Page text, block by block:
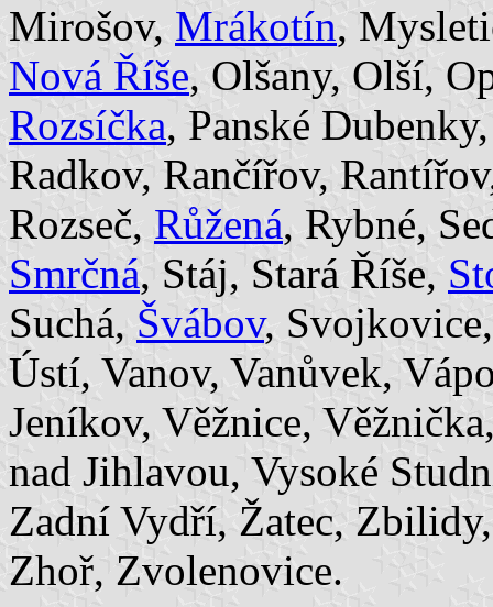
Mirošov, Mrákotín,
Nová Říše, Olšany, Olší,
Rozsíčka, Panské
Radkov, Rančířov,
Rozseč, Růžená, Rybné,
Smrčná, Stáj, Stará Říše,
Suchá, Švábov,
Ústí, Vanov, Vanůvek,
Jeníkov, Věžnice,
nad Jihlavou, Vysoké
Zadní Vydří, Žatec,
Zhoř, Zvolenovice.